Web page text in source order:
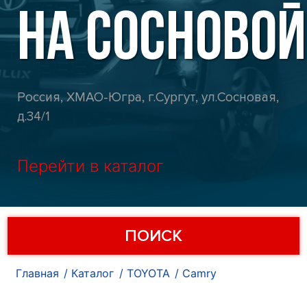
НА СОСНОВОЙ
Россия, ХМАО-Югра, г.Сургут, ул.Сосновая,
д.34/1
Перейти в каталог
ПОИСК
Главная Каталог TOYOTA Camry